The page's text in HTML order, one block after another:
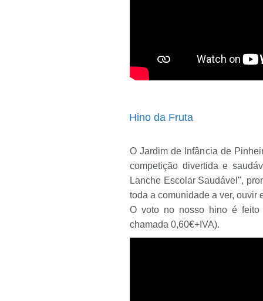
Hino da Fruta
O Jardim de Infância de
competição divertida e
Lanche Escolar Saudável",
toda a comunidade a ver, ouvir
O voto no nosso hino é
chamada 0,60€+IVA).